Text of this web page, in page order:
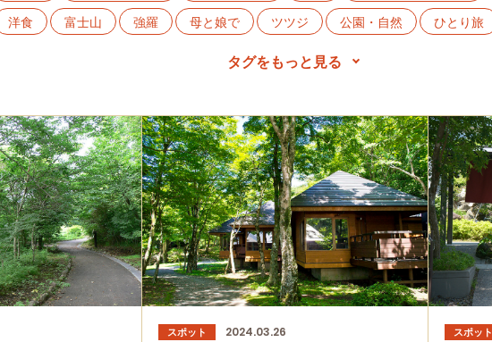
洋食 富士山 強羅 母と娘で ツツジ 公園・自然 ひとり旅
軽食・売店 パン カフェ・スイーツ
グルメ 宮ノ下 日帰り温泉 中華 体験 あじさい
スポット 2024.03.26 スポット